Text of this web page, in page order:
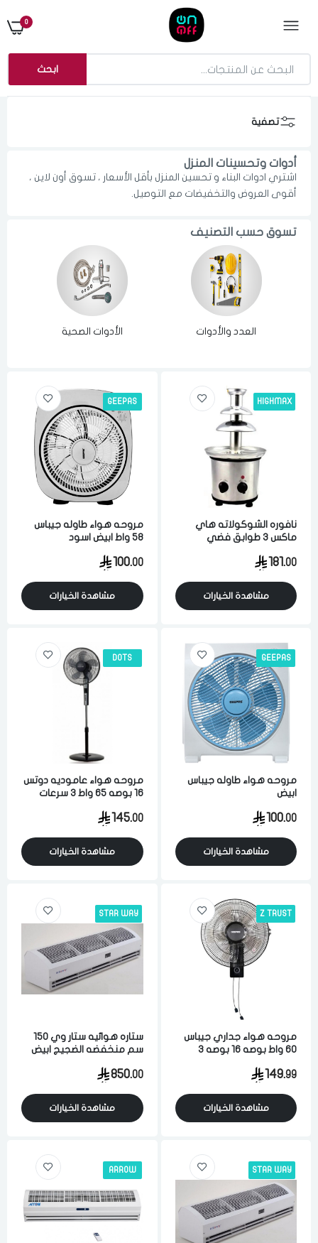
0
ابحث
تصفية
أدوات وتحسينات المنزل
اشتري ادوات البناء و تحسين المنزل بأقل الأسعار ، تسوق أون لاين ،
أقوى العروض والتخفيضات مع التوصيل.
تسوق حسب التصنيف
العدد والأدوات الأدوات الصحية
HIGHMAX
نافوره الشوكولاته هاي
ماكس 3 طوابق فضي
181.00
مشاهدة الخيارات
GEEPAS
مروحه هواء طاوله جيباس
58 واط ابيض اسود
100.00
مشاهدة الخيارات
GEEPAS
مروحه هواء طاوله جيباس
ابيض
100.00
مشاهدة الخيارات
DOTS
مروحه هواء عاموديه دوتس
16 بوصه 65 واط 3 سرعات
145.00
مشاهدة الخيارات
Z TRUST
مروحه هواء جداري جيباس
60 واط بوصه 16 بوصه 3
149.99
مشاهدة الخيارات
STAR WAY
ستاره هوائيه ستار وي 150
سم منخفضه الضجيج ابيض
850.00
مشاهدة الخيارات
STAR WAY
ARROW